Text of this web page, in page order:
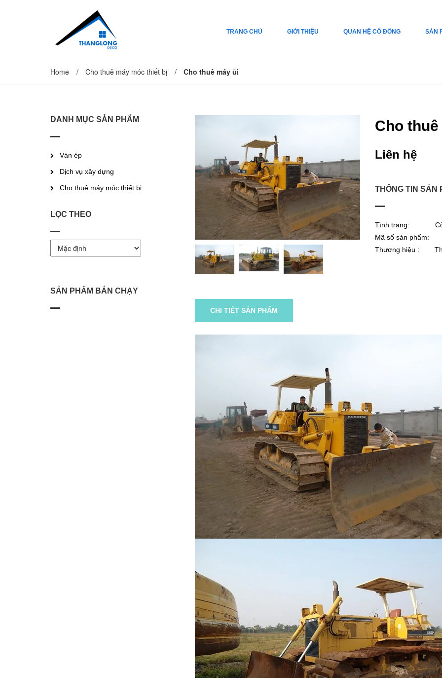
TRANG CHỦ GIỚI THIỆU QUAN HỆ CỔ ĐÔNG SẢN
Home / Cho thuê máy móc thiết bị / Cho thuê máy ủi
DANH MỤC SẢN PHẨM
Ván ép
Dịch vụ xây dựng
Cho thuê máy móc thiết bị
LỌC THEO
SẢN PHẨM BÁN CHẠY
Cho
Liên hệ
THÔNG TIN SẢN
Tình trạng:
Mã số sản phẩm:
Thương hiệu :
CHI TIẾT SẢN PHẨM